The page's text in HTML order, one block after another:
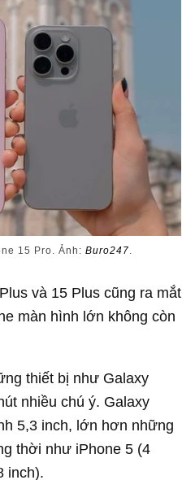
15 Pro. Ảnh:Buro247
và 15 Plus cũng ra mắt
màn hình lớn không còn
thiết bị như Galaxy
nhiều chú ý. Galaxy
5,3 inch, lớn hơn những
thời như iPhone 5 (4
inch).